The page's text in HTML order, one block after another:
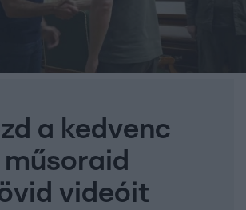
a kedvenc
műsoraid
videóit